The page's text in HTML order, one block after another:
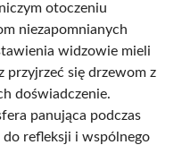
otoczeniu
niezapomnianych
widzowie mieli
przyjrzeć się drzewom z
doświadczenie.
panująca podczas
do refleksji i wspólnego